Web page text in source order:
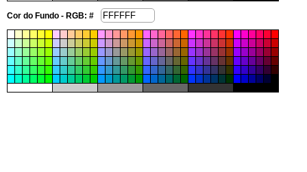
Cor do Fundo - RGB: #